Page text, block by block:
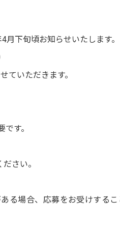
下旬頃お知らせいたします。
いただきます。
す。
さい。
る場合、応募をお受けする